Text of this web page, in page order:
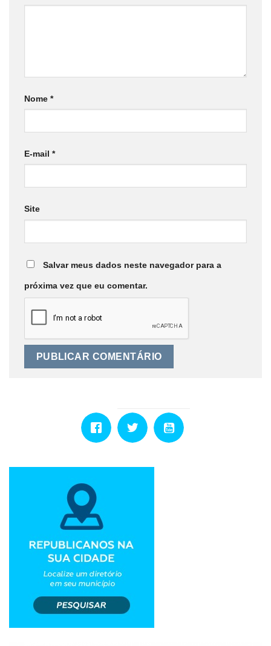
Nome *
E-mail *
Site
Salvar meus dados neste navegador para a
próxima vez que eu comentar.